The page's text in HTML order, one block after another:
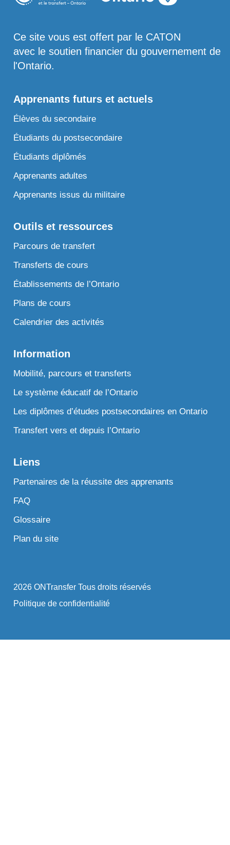
Ce site vous est offert par le CATON
avec le soutien financier du gouvernement de
l'Ontario.
Apprenants futurs et actuels
Élèves du secondaire
Étudiants du postsecondaire
Étudiants diplômés
Apprenants adultes
Apprenants issus du militaire
Outils et ressources
Parcours de transfert
Transferts de cours
Établissements de l’Ontario
Plans de cours
Calendrier des activités
Information
Mobilité, parcours et transferts
Le système éducatif de l’Ontario
Les diplômes d’études postsecondaires en Ontario
Transfert vers et depuis l’Ontario
Liens
Partenaires de la réussite des apprenants
FAQ
Glossaire
Plan du site
2026 ONTransfer Tous droits réservés
Politique de confidentialité